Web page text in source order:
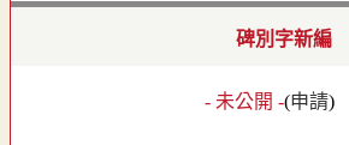
碑別字新編
- 未公開 -(申請)